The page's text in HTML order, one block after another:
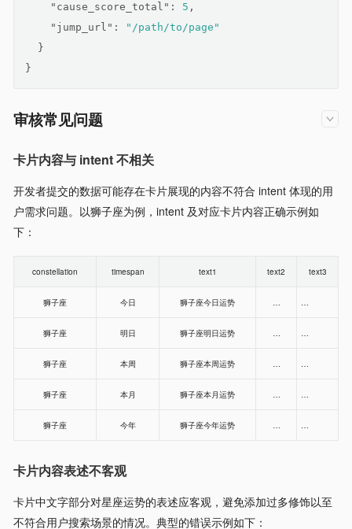
"cause_score_total" : 5 ,
"jump_url" :
"/path/to/page"
  }
}
审核常见问题
卡片内容与 intent 不相关
开发者提交的数据可能存在卡片展现的内容不符合 intent 体现的用
户需求问题。以狮子座为例，intent 及对应卡片内容正确示例如
下：
constellation timespan text1 text2 text3
狮子座 今日 狮子座今日运势 … …
狮子座 明日 狮子座明日运势 … …
狮子座 本周 狮子座本周运势 … …
狮子座 本月 狮子座本月运势 … …
狮子座 今年 狮子座今年运势 … …
卡片内容表述不客观
卡片中文字部分对星座运势的表述应客观，避免添加过多修饰以至
不符合用户搜索场景的情况。典型的错误示例如下：